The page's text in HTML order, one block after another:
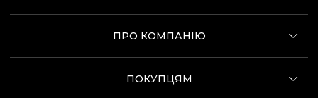
ПРО КОМПАНІЮ
ПОКУПЦЯМ